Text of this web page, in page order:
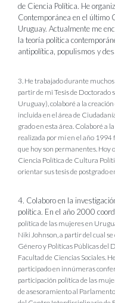
de Ciencia Política. He
Contemporánea en el último
Uruguay. Actualmente me
la teoría política
antipolítica, populismos y
3. He trabajado durante
partir de mi Tesis de
Uruguay), colaboré a la
incluida en el área de
grado en esta área. Colaboré a
realizada por mí en el año
que hoy son permanentes. Hoy
Ciencia Política de Cultura
orientar sus tesis de postgrado
4. Colaboro en la
política. En el año 2000
política de las mujeres en
Niki Johnson, a partir del cual
Género y Políticas Públicas del
Facultad de Ciencias Sociales.
participado en innúmeras
participación política de las
de asesoramiento al